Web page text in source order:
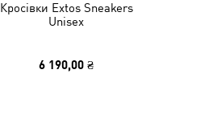
Кросівки Extos Sneakers
Unisex
6 190,00 ₴